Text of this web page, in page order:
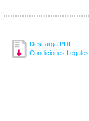
Descarga PDF.
Condiciones Legales